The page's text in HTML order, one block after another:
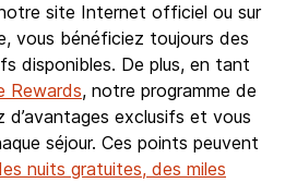
site Internet officiel ou sur
vous bénéficiez toujours des
disponibles. De plus, en tant
Rewards, notre programme de
exclusifs et vous
séjour. Ces points peuvent
nuits gratuites, des miles